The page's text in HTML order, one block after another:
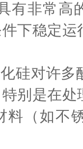
有非常高
下稳定
硅对许多
别是在
料（如不